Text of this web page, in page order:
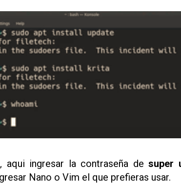
, aqui ingresar la contraseña desuper
Nano o Vim el que prefieras usar.